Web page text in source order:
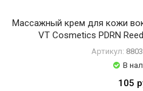
Массажный крем для кожи
VT Cosmetics PDRN
Артикул:
В
105